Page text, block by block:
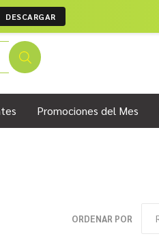
DESCARGAR
Promociones del Mes
ORDENAR POR